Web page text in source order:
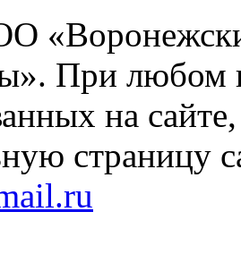
При любом
на
страницу